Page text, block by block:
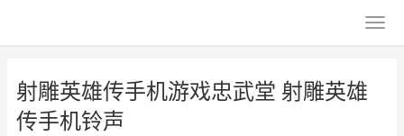
射雕英雄传手机游戏忠武堂 射雕英雄
传手机铃声